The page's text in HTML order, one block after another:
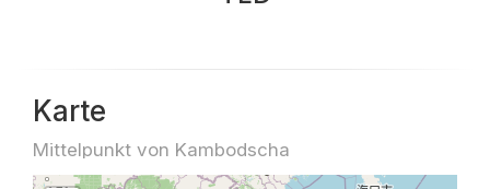
Karte
Mittelpunkt von Kambodscha